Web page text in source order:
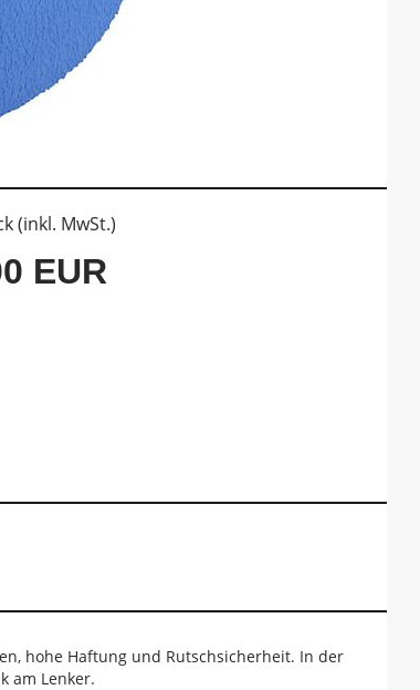
(inkl. MwSt.)
EUR
hohe Haftung und Rutschsicherheit. In der
am Lenker.